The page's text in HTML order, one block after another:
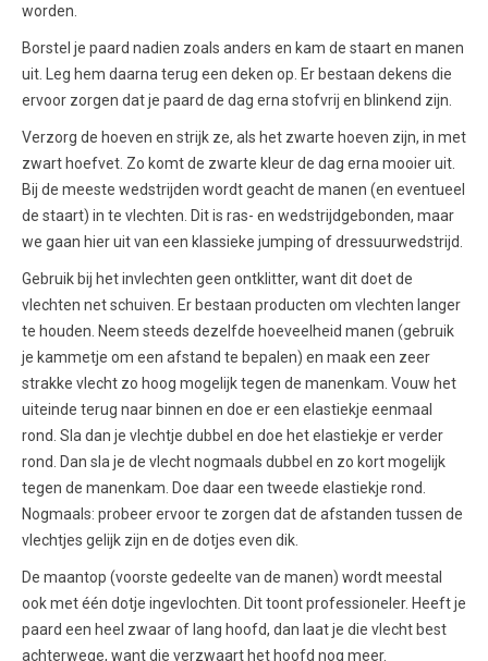
worden.
Borstel je paard nadien zoals anders en kam de staart en manen
uit. Leg hem daarna terug een deken op. Er bestaan dekens die
ervoor zorgen dat je paard de dag erna stofvrij en blinkend zijn.
Verzorg de hoeven en strijk ze, als het zwarte hoeven zijn, in met
zwart hoefvet. Zo komt de zwarte kleur de dag erna mooier uit.
Bij de meeste wedstrijden wordt geacht de manen (en eventueel
de staart) in te vlechten. Dit is ras- en wedstrijdgebonden, maar
we gaan hier uit van een klassieke jumping of dressuurwedstrijd.
Gebruik bij het invlechten geen ontklitter, want dit doet de
vlechten net schuiven. Er bestaan producten om vlechten langer
te houden. Neem steeds dezelfde hoeveelheid manen (gebruik
je kammetje om een afstand te bepalen) en maak een zeer
strakke vlecht zo hoog mogelijk tegen de manenkam. Vouw het
uiteinde terug naar binnen en doe er een elastiekje eenmaal
rond. Sla dan je vlechtje dubbel en doe het elastiekje er verder
rond. Dan sla je de vlecht nogmaals dubbel en zo kort mogelijk
tegen de manenkam. Doe daar een tweede elastiekje rond.
Nogmaals: probeer ervoor te zorgen dat de afstanden tussen de
vlechtjes gelijk zijn en de dotjes even dik.
De maantop (voorste gedeelte van de manen) wordt meestal
ook met één dotje ingevlochten. Dit toont professioneler. Heeft je
paard een heel zwaar of lang hoofd, dan laat je die vlecht best
achterwege, want die verzwaart het hoofd nog meer.